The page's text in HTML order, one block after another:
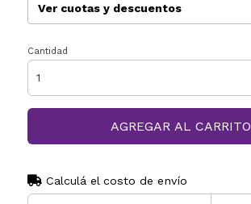
Ver cuotas y descuentos
Cantidad
AGREGAR AL CARRITO
Calculá el costo de envío